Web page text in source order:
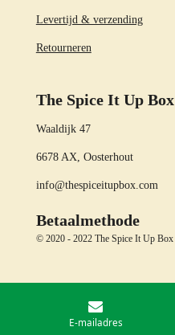
Levertijd & verzending
Retourneren
The Spice It Up Box
Waaldijk 47
6678 AX, Oosterhout
info@thespiceitupbox.com
Betaalmethode
© 2020 - 2022 The Spice It Up Box
E-mailadres